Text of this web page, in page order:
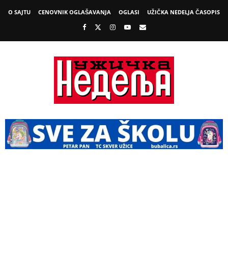
O SAJTU CENOVNIK OGLAŠAVANJA OGLASI UŽIČKA NEDELJA ČASOPIS